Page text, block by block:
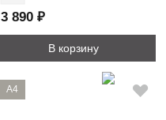
3 890 ₽
В корзину
A4